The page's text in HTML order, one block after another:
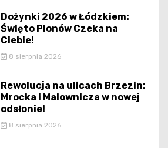
Dożynki 2026 w Łódzkiem:
Święto Plonów Czeka na
Ciebie!
8 sierpnia 2026
Rewolucja na ulicach Brzezin:
Mrocka i Malownicza w nowej
odsłonie!
8 sierpnia 2026